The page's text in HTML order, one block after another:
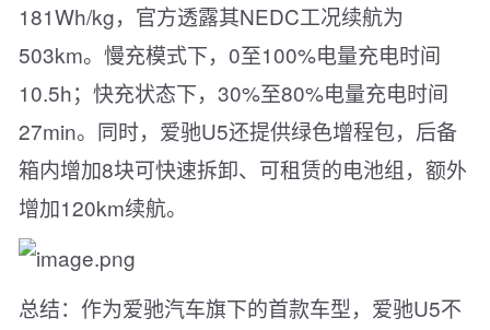
181Wh/kg，官方透露其NEDC工况续航为
503km。慢充模式下，0至100%电量充电时间
10.5h；快充状态下，30%至80%电量充电时间
27min。同时，爱驰U5还提供绿色增程包，后备
箱内增加8块可快速拆卸、可租赁的电池组，额外
增加120km续航。
总结：作为爱驰汽车旗下的首款车型，爱驰U5不